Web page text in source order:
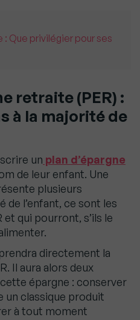
Que privilégier pour ses
retraite (PER) :
à la majorité de
un plan d’épargne
de leur enfant. Une
plusieurs
de l’enfant, ce sont les
et qui pourront, s’ils le
directement la
Il aura alors deux
épargne : conserver
un classique produit
à tout moment